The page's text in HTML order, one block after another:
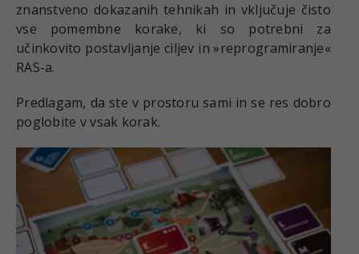
znanstveno dokazanih tehnikah in vključuje čisto
vse pomembne korake, ki so potrebni za
učinkovito postavljanje ciljev in »reprogramiranje«
RAS-a.
Predlagam, da ste v prostoru sami in se res dobro
poglobite v vsak korak.